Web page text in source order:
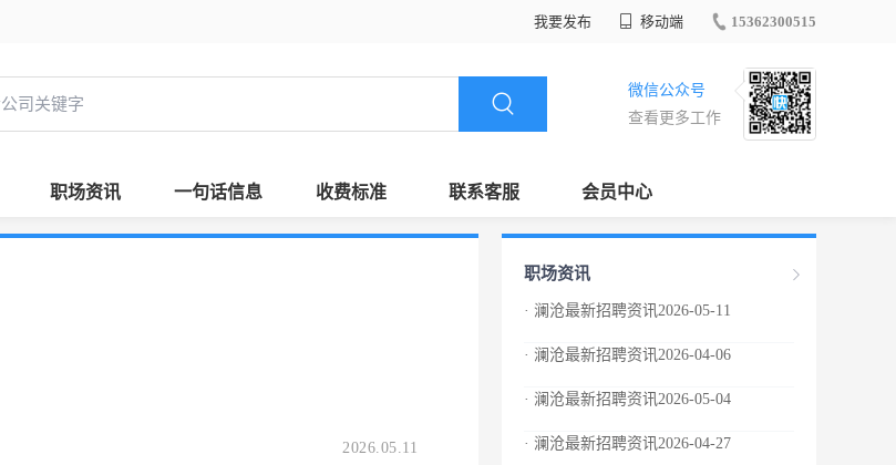
我要发布 移动端 15362300515
微信公众号
查看更多工作
职场资讯 一句话信息 收费标准 联系客服 会员中心
2026.05.11
职场资讯
· 澜沧最新招聘资讯2026-05-11
· 澜沧最新招聘资讯2026-04-06
· 澜沧最新招聘资讯2026-05-04
· 澜沧最新招聘资讯2026-04-27